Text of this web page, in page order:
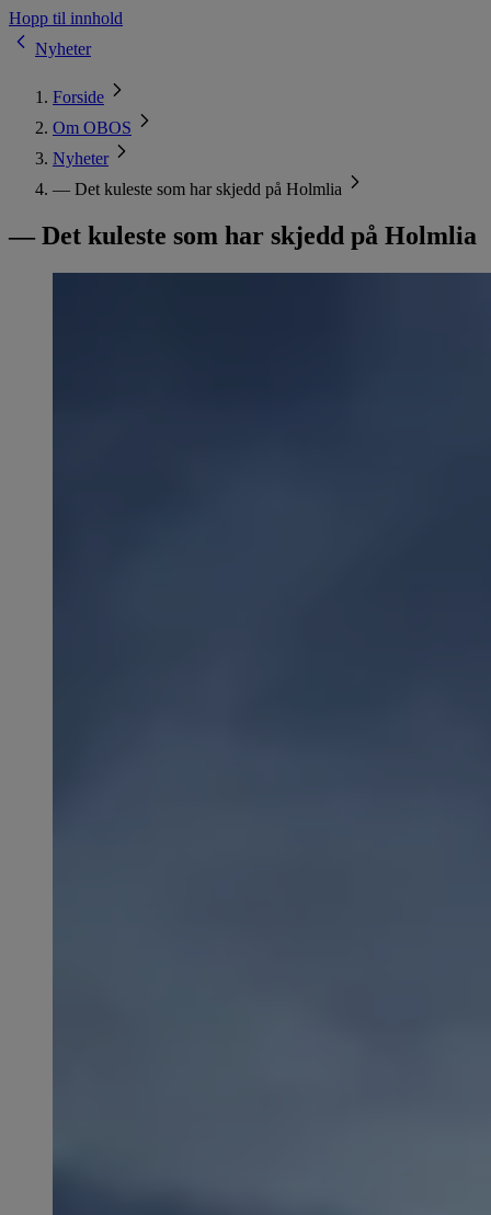
Hopp til innhold
Nyheter
Forside
Om OBOS
Nyheter
— Det kuleste som har skjedd på Holmlia
— Det kuleste som har skjedd på Holmlia